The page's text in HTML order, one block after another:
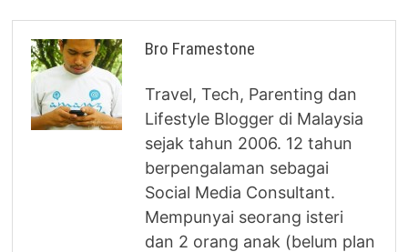
Bro Framestone
Travel, Tech, Parenting dan
Lifestyle Blogger di Malaysia
sejak tahun 2006. 12 tahun
berpengalaman sebagai
Social Media Consultant.
Mempunyai seorang isteri
dan 2 orang anak (belum plan